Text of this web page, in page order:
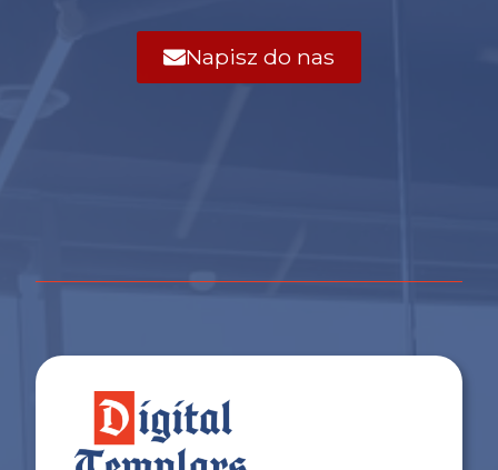
Napisz do nas